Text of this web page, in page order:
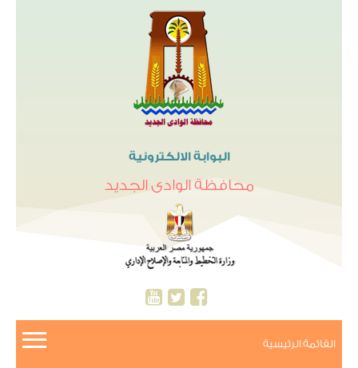
البوابة الالكترونية
محافظة الوادى الجديد
القائمة الرئيسية